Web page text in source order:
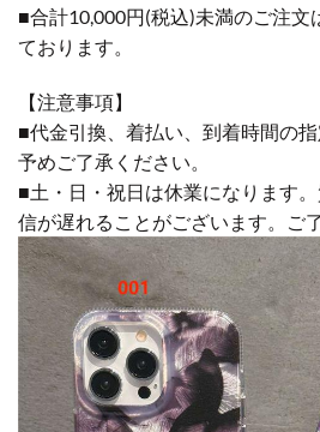
■合計10,000円(税込)未満のご注文
ております。
【注意事項】
■代金引換、着払い、到着時間の指
予めご了承ください。
■土・日・祝日は休業になります
信が遅れることがございます。ご